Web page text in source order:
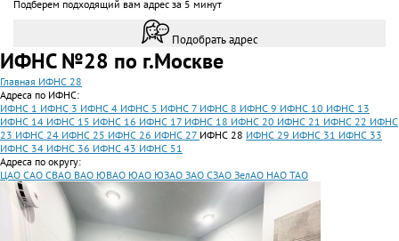
Подберем подходящий вам адрес за 5 минут
Подобрать адрес
ИФНС №28 по г.Москве
Главная ИФНС 28
Адреса по ИФНС:
ИФНС 1 ИФНС 3 ИФНС 4 ИФНС 5 ИФНС 7 ИФНС 8 ИФНС 9 ИФНС 10 ИФНС 13
ИФНС 14 ИФНС 15 ИФНС 16 ИФНС 17 ИФНС 18 ИФНС 20 ИФНС 21 ИФНС 22 ИФНС
23 ИФНС 24 ИФНС 25 ИФНС 26 ИФНС 27 ИФНС 28 ИФНС 29 ИФНС 31 ИФНС 33
ИФНС 34 ИФНС 36 ИФНС 43 ИФНС 51
Адреса по округу:
ЦАО САО СВАО ВАО ЮВАО ЮАО ЮЗАО ЗАО СЗАО ЗелАО НАО ТАО